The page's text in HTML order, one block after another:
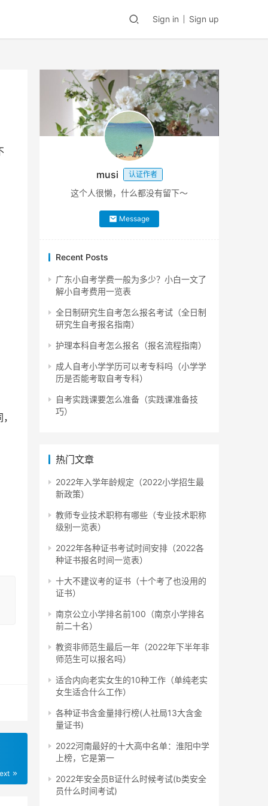
Sign in Sign up
musi 认证作者
这个人很懒，什么都没有留下～
Message
Recent Posts
广东小自考学费一般为多少？小白一文了
解小自考费用一览表
全日制研究生自考怎么报名考试（全日制
研究生自考报名指南）
护理本科自考怎么报名（报名流程指南）
成人自考小学学历可以考专科吗（小学学
历是否能考取自考专科）
自考实践课要怎么准备（实践课准备技
巧）
热门文章
2022年入学年龄规定（2022小学招生最
新政策）
教师专业技术职称有哪些（专业技术职称
级别一览表）
2022年各种证书考试时间安排（2022各
种证书报名时间一览表）
十大不建议考的证书（十个考了也没用的
证书）
南京公立小学排名前100（南京小学排名
前二十名）
教资非师范生最后一年（2022年下半年非
师范生可以报名吗）
适合内向老实女生的10种工作（单纯老实
女生适合什么工作）
各种证书含金量排行榜(人社局13大含金
量证书)
2022河南最好的十大高中名单：淮阳中学
上榜，它是第一
2022年安全员B证什么时候考试(b类安全
员什么时间考试)